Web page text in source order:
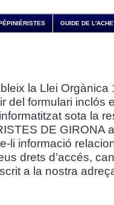
GUIDE DE
la Llei Orgànica
del formulari inclós
sota la
DE GIRONA
li informació
drets d’accés,
a la nostra